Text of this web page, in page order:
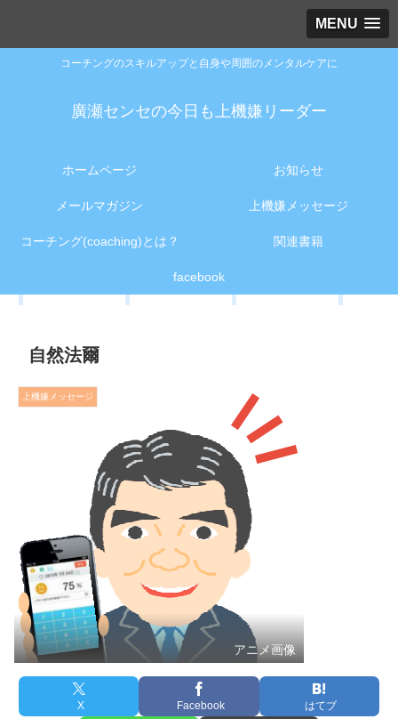
MENU
コーチングのスキルアップと自身や周囲のメンタルケアに
廣瀬センセの今日も上機嫌リーダー
ホームページ お知らせ
メールマガジン 上機嫌メッセージ
コーチング(coaching)とは？ 関連書籍
facebook
自然法爾
上機嫌メッセージ
アニメ画像
X Facebook はてブ